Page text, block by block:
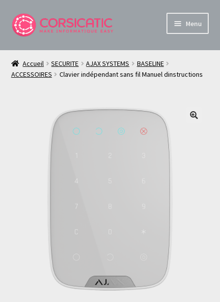
Aller
à
Aller
au
Menu
Boutique Informatique et Sécurité en Corse
À propos de Corsica TiC
Ouvrir
enfant
Accueil SECURITE AJAX SYSTEMS
BASELINE
ACCESSOIRES
Clavier indépendant sans fil Manuel dinstructions